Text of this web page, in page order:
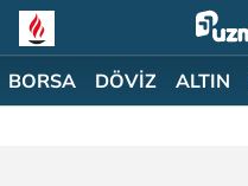
BORSA DÖVİZ ALTIN